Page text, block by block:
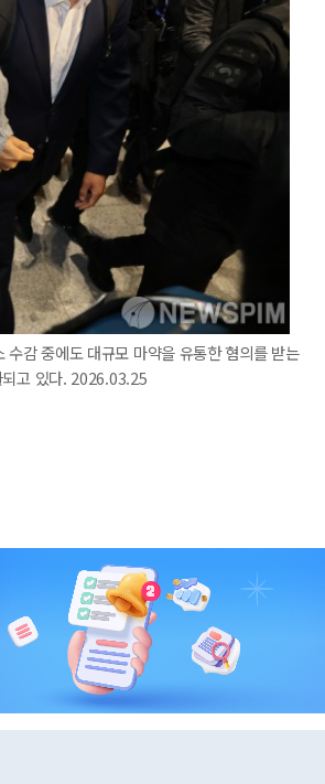
감 중에도 대규모 마약을 유통한 혐의를 받는
고 있다. 2026.03.25